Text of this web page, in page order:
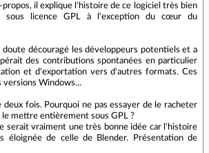
propos, il explique l'histoire de ce logiciel très bien
sous licence GPL à l'exception du cœur du
doute découragé les développeurs potentiels et a
des contributions spontanées en particulier
et d'exportation vers d'autres formats. Ces
Windows...
deux fois. Pourquoi ne pas essayer de le racheter
le mettre entièrement sous GPL ?
serait vraiment une très bonne idée car l'histoire
éloignée de celle de Blender. Présentation de